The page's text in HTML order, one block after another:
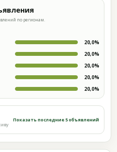
по регионам.
20,0%
20,0%
20,0%
20,0%
20,0%
Показать последние 5 объявлений